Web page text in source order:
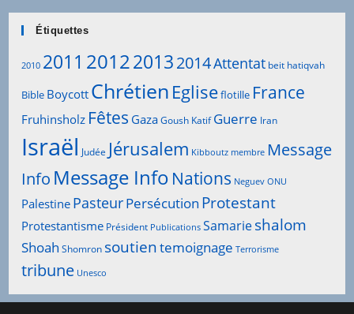
Étiquettes
2010 2011 201220132014Attentat beit hatiqvah
Bible Boycott Chrétien Egliseflotille France
Fruhinsholz Fêtes GazaGoush Katif Guerre Iran
Israël Judée Jérusalem Kibboutz membre Message
Info Message Info Nations Neguev ONU
Palestine PasteurPersécution Protestant
Protestantisme Président Publications Samarieshalom
Shoah Shomron soutientemoignage Terrorisme
tribune Unesco